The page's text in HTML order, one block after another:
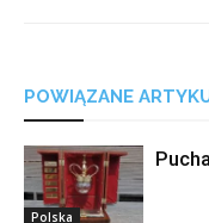
POWIĄZANE
Polska